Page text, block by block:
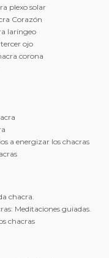
plexo solar
Corazón
laríngeo
ojo
corona
a energizar los chacras
chacra.
Meditaciones guiadas.
chacras